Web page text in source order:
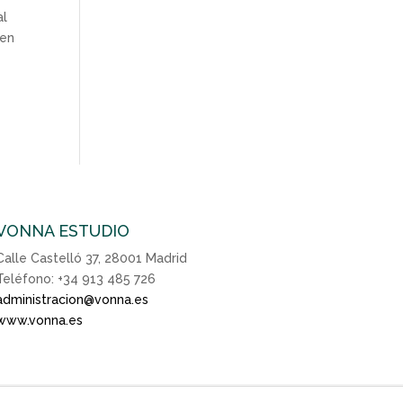
ESTUDIO
Castelló 37, 28001 Madrid
+34 913 485 726